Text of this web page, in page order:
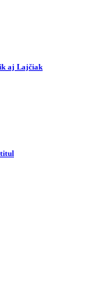
aj Lajčiak
titul